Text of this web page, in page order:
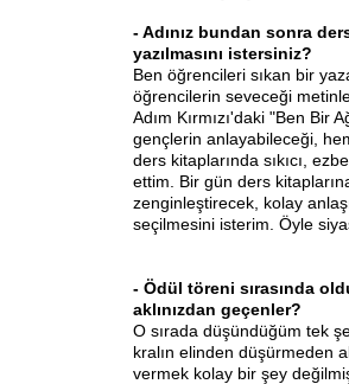
- Adınız bundan sonra
yazılmasını istersiniz?
Ben öğrencileri sıkan bir
öğrencilerin seveceği
Adım Kırmızı'daki "Ben Bir
gençlerin anlayabileceği,
ders kitaplarında sıkıcı,
ettim. Bir gün ders
zenginleştirecek, kolay
seçilmesini isterim. Öyle
- Ödül töreni sırasında
aklınızdan geçenler?
O sırada düşündüğüm tek
kralın elinden düşürmeden
vermek kolay bir şey